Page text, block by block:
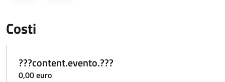
Costi
???content.evento.???
0,00 euro